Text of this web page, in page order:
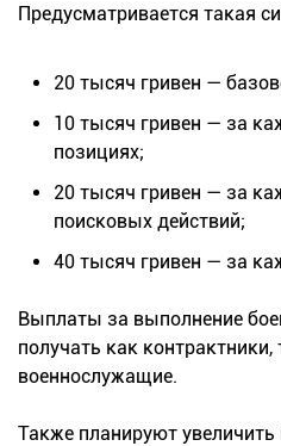
Предусматривается такая
20 тысяч гривен —
10 тысяч гривен — за
позициях;
20 тысяч гривен — за
поисковых действий;
40 тысяч гривен — за
Выплаты за выполнение
получать как
военнослужащие.
Также планируют